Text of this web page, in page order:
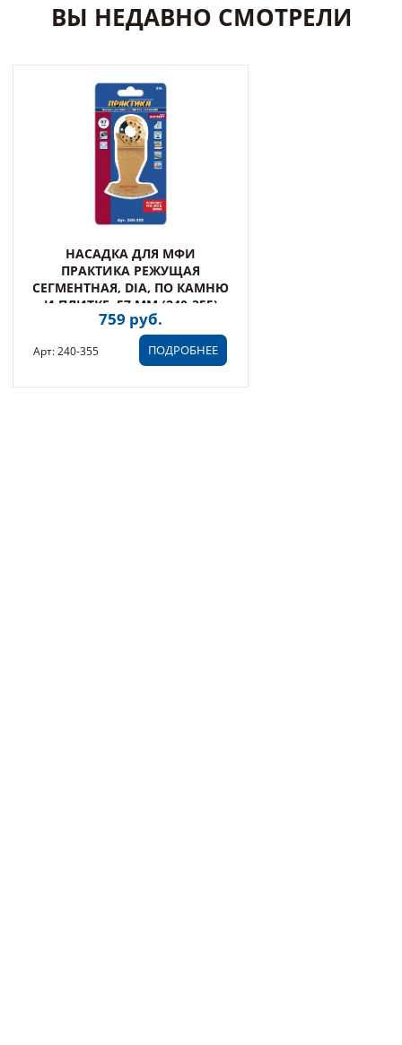
ВЫ НЕДАВНО СМОТРЕЛИ
НАСАДКА ДЛЯ МФИ
ПРАКТИКА РЕЖУЩАЯ
СЕГМЕНТНАЯ, DIA, ПО КАМНЮ
И ПЛИТКЕ, 57 ММ (240-355)
759 руб.
ПОДРОБНЕЕ
Арт: 240-355